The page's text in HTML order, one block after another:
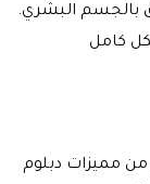
بالجسم البشري.
كامل
من مميزات دبلوم